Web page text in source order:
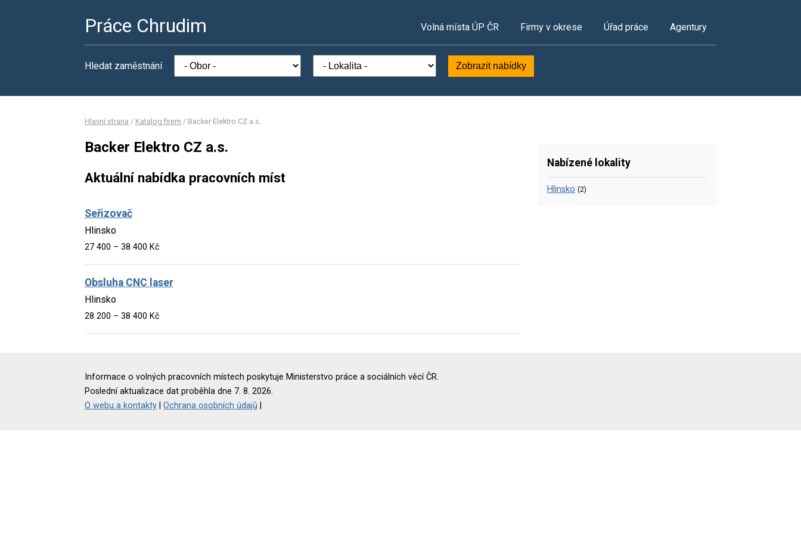
Práce Chrudim Volná místa ÚP ČR Firmy v okrese Úřad práce Agentury
Hledat zaměstnání Zobrazit nabídky
Hlavní strana / Katalog firem / Backer Elektro CZ a.s.
Backer Elektro CZ a.s.
Aktuální nabídka pracovních míst
Seřizovač
Hlinsko
27 400 – 38 400 Kč
Obsluha CNC laser
Hlinsko
28 200 – 38 400 Kč
Nabízené lokality
Hlinsko (2)
Informace o volných pracovních místech poskytuje Ministerstvo práce a sociálních věcí ČR.
Poslední aktualizace dat proběhla dne 7. 8. 2026.
O webu a kontakty
Ochrana osobních údajů